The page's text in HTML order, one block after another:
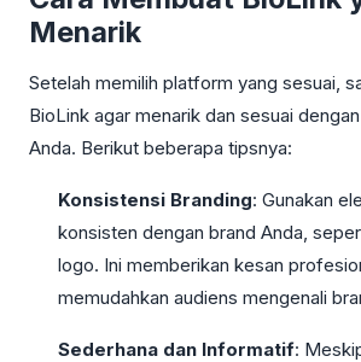
Menarik
Setelah memilih platform yang sesuai,
BioLink agar menarik dan sesuai
Anda. Berikut beberapa tipsnya:
Konsistensi Branding: Gunakan
konsisten dengan brand Anda,
logo. Ini memberikan kesan
memudahkan audiens mengenali
Sederhana dan Informatif: